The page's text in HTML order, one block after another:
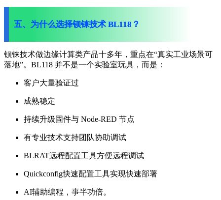
五、为什么选择钡铼技术 BL118？
钡铼技术做边缘计算类产品十多年，重点在“真实工业场景可
落地”。 BL118 并不是一个实验室玩具，而是：
客户大量验证过
成熟稳定
持续升级固件与 Node-RED 节点
有专业技术支持团队协助调试
BLRAT远程配置工具方便远程调试
Quickconfig快速配置工具实现快速部署
AI辅助编程，事半功倍。